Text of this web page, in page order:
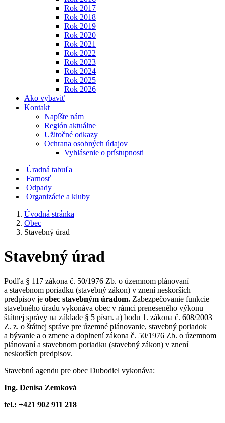
Rok 2017
Rok 2018
Rok 2019
Rok 2020
Rok 2021
Rok 2022
Rok 2023
Rok 2024
Rok 2025
Rok 2026
Ako vybaviť
Kontakt
Napíšte nám
Región aktuálne
Užitočné odkazy
Ochrana osobných údajov
Vyhlásenie o prístupnosti
Úradná tabuľa
Farnosť
Odpady
Organizácie a kluby
Úvodná stránka
Obec
Stavebný úrad
Stavebný úrad
Podľa § 117 zákona č. 50/1976 Zb. o územnom plánovaní
a stavebnom poriadku (stavebný zákon) v znení neskorších
predpisov je obec stavebným úradom. Zabezpečovanie funkcie
stavebného úradu vykonáva obec v rámci preneseného výkonu
štátnej správy na základe § 5 písm. a) bodu 1. zákona č. 608/2003
Z. z. o štátnej správe pre územné plánovanie, stavebný poriadok
a bývanie a o zmene a doplnení zákona č. 50/1976 Zb. o územnom
plánovaní a stavebnom poriadku (stavebný zákon) v znení
neskorších predpisov.
Stavebnú agendu pre obec Dubodiel vykonáva:
Ing. Denisa Zemková
tel.: +421 902 911 218